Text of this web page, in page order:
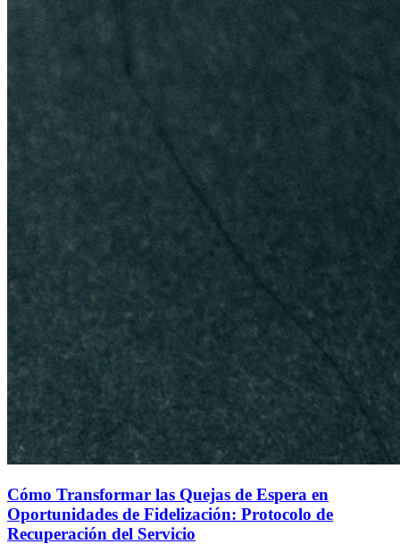
Cómo Transformar las Quejas de Espera en
Oportunidades de Fidelización: Protocolo de
Recuperación del Servicio